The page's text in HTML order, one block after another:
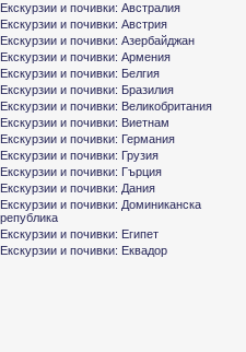
Екскурзии и почивки: Австралия
Екскурзии и почивки: Австрия
Екскурзии и почивки: Азербайджан
Екскурзии и почивки: Армения
Екскурзии и почивки: Белгия
Екскурзии и почивки: Бразилия
Екскурзии и почивки: Великобритания
Екскурзии и почивки: Виетнам
Екскурзии и почивки: Германия
Екскурзии и почивки: Грузия
Екскурзии и почивки: Гърция
Екскурзии и почивки: Дания
Екскурзии и почивки: Доминиканска
република
Екскурзии и почивки: Египет
Екскурзии и почивки: Еквадор